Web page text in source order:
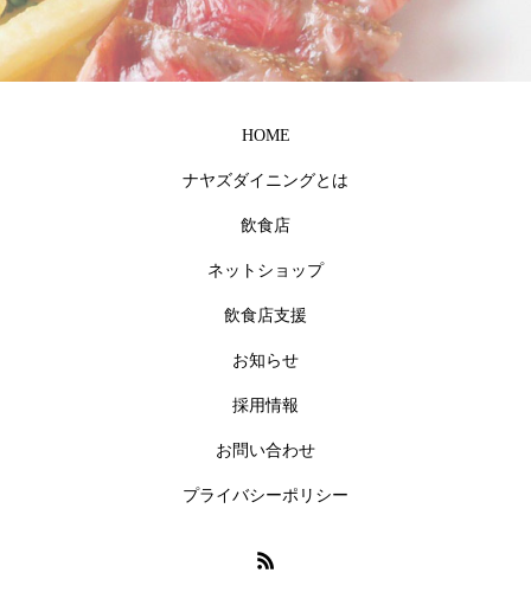
HOME
ナヤズダイニングとは
飲食店
ネットショップ
飲食店支援
お知らせ
採用情報
お問い合わせ
プライバシーポリシー